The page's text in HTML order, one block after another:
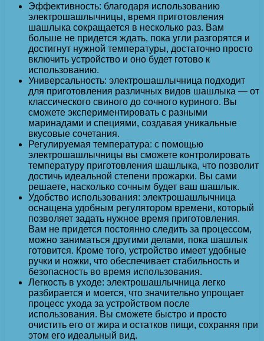
Эффективность: благодаря использованию
электрошашлычницы, время приготовления
шашлыка сокращается в несколько раз. Вам
больше не придется ждать, пока угли разгорятся и
достигнут нужной температуры, достаточно просто
включить устройство и оно будет готово к
использованию.
Универсальность: электрошашлычница подходит
для приготовления различных видов шашлыка — от
классического свиного до сочного куриного. Вы
сможете экспериментировать с разными
маринадами и специями, создавая уникальные
вкусовые сочетания.
Регулируемая температура: с помощью
электрошашлычницы вы сможете контролировать
температуру приготовления шашлыка, что позволит
достичь идеальной степени прожарки. Вы сами
решаете, насколько сочным будет ваш шашлык.
Удобство использования: электрошашлычница
оснащена удобным регулятором времени, который
позволяет задать нужное время приготовления.
Вам не придется постоянно следить за процессом,
можно заниматься другими делами, пока шашлык
готовится. Кроме того, устройство имеет удобные
ручки и ножки, что обеспечивает стабильность и
безопасность во время использования.
Легкость в уходе: электрошашлычница легко
разбирается и моется, что значительно упрощает
процесс ухода за устройством после
использования. Вы сможете быстро и просто
очистить его от жира и остатков пищи, сохраняя при
этом его идеальный вид.